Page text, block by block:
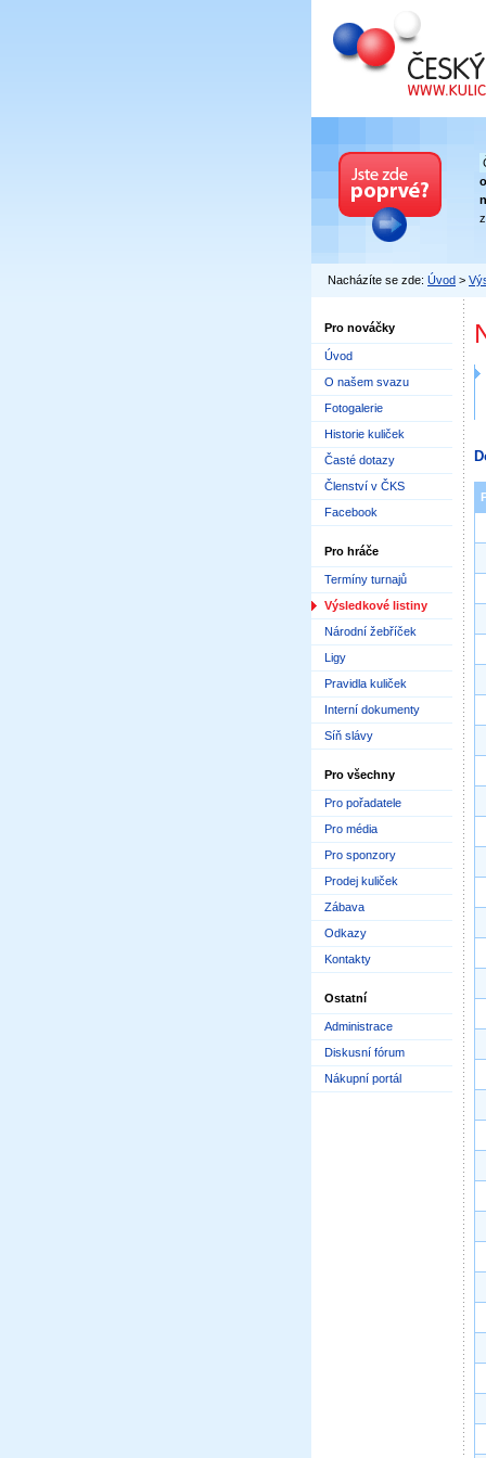
Český
Nacházíte se zde: Úvod >
Pro nováčky
Úvod
O našem svazu
Fotogalerie
Historie kuliček
Časté dotazy
Členství v ČKS
Facebook
Pro hráče
Termíny turnajů
Výsledkové listiny
Národní žebříček
Ligy
Pravidla kuliček
Interní dokumenty
Síň slávy
Pro všechny
Pro pořadatele
Pro média
Pro sponzory
Prodej kuliček
Zábava
Odkazy
Kontakty
Ostatní
Administrace
Diskusní fórum
Nákupní portál